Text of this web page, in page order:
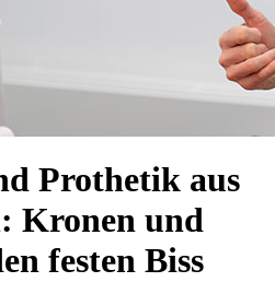
Prothetik aus
Kronen und
festen Biss